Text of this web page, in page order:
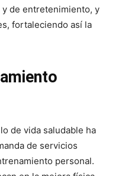
de entretenimiento, y
fortaleciendo así la
de vida saludable ha
de servicios
personal.